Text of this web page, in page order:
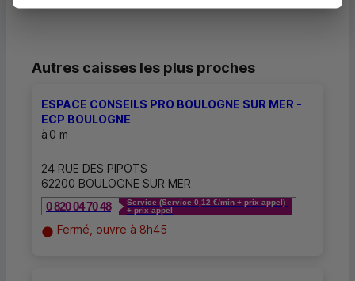
Autres caisses les plus proches
ESPACE CONSEILS PRO BOULOGNE SUR MER -
ECP BOULOGNE
à 0 m
24 RUE DES PIPOTS
62200 BOULOGNE SUR MER
0 820 04 70 48
Service (Service 0,12 €/min + prix appel)
+ prix appel
Fermé, ouvre à 8h45